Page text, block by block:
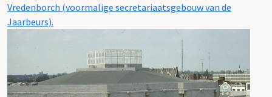
Vredenborch (voormalige secretariaatsgebouw van de
Jaarbeurs).